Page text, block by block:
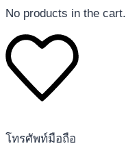
โทรศัพท์มือถือ
No products in the cart.